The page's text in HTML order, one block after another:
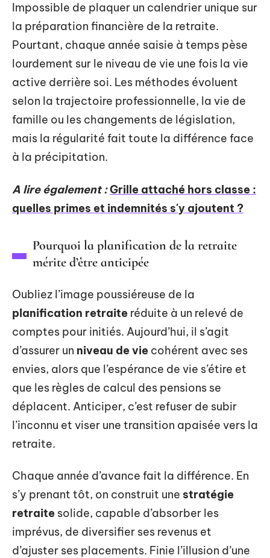
Impossible de plaquer un calendrier unique sur
la préparation financière de la retraite.
Pourtant, chaque année saisie à temps pèse
lourdement sur le niveau de vie une fois la vie
active derrière soi. Les méthodes évoluent
selon la trajectoire professionnelle, la vie de
famille ou les changements de législation,
mais la régularité fait toute la différence face
à la précipitation.
A lire également :Grille attaché hors classe :
quelles primes et indemnités s'y ajoutent ?
Pourquoi la planification de la retraite
mérite d’être anticipée
Oubliez l’image poussiéreuse de la
planification retraite réduite à un relevé de
comptes pour initiés. Aujourd’hui, il s’agit
d’assurer un niveau de vie cohérent avec ses
envies, alors que l’espérance de vie s’étire et
que les règles de calcul des pensions se
déplacent. Anticiper, c’est refuser de subir
l’inconnu et viser une transition apaisée vers la
retraite.
Chaque année d’avance fait la différence. En
s’y prenant tôt, on construit une stratégie
retraite solide, capable d’absorber les
imprévus, de diversifier ses revenus et
d’ajuster ses placements. Finie l’illusion d’une